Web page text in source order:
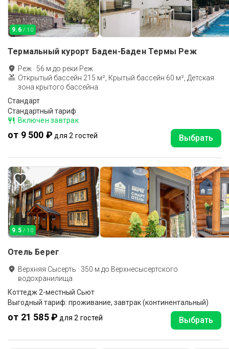
9.6 / 10
Термальный курорт Баден-Баден Термы Реж
Реж · 56 м до реки Реж
Открытый бассейн 215 м², Крытый бассейн 60 м², Детская
зона крытого бассейна
Стандарт
Стандартный тариф
Включен завтрак
от 9 500 ₽ для 2 гостей Выбрать
9.5 / 10
Отель Берег
Верхняя Сысерть · 350 м до Верхнесысертского
водохранилища
Коттедж 2-местный Сьют
Выгодный тариф: проживание, завтрак (континентальный)
от 21 585 ₽ для 2 гостей Выбрать